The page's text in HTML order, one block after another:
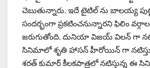
చెబుతున్నారు. ఇదే టైటిల్ ను బాలయ్య
సందర్భంగా ప్రకటించనున్నారని ఫిలిం
జరుగుతోంది. దునియా విజయ్ విలన్ గా
సినిమాలో శృతి హాసన్ హీరోయిన్ గా
శరత్ కుమార్ కీలకపాత్రలో నటిస్తున్న ఈ